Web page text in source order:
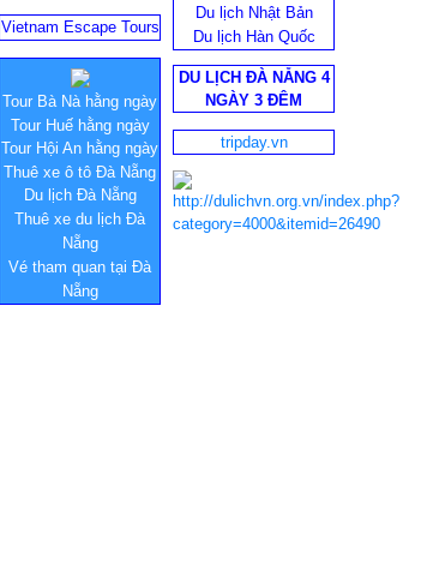
Du lịch Nhật Bản
Du lịch Hàn Quốc
Vietnam Escape Tours
Tour Bà Nà hằng ngày
Tour Huế hằng ngày
Tour Hội An hằng ngày
Thuê xe ô tô Đà Nẵng
Du lịch Đà Nẵng
Thuê xe du lịch Đà
Nẵng
Vé tham quan tại Đà
Nẵng
DU LỊCH ĐÀ NẴNG 4
NGÀY 3 ĐÊM
tripday.vn